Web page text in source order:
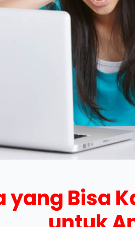
yang Bisa